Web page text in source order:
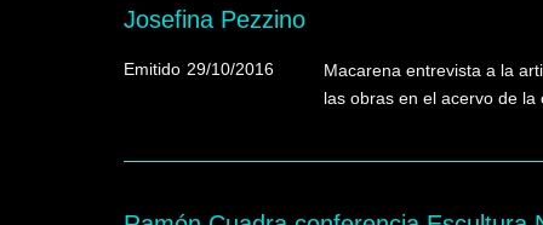
Josefina Pezzino
Emitido 29/10/2016
Macarena entrevista a la
las obras en el acervo de